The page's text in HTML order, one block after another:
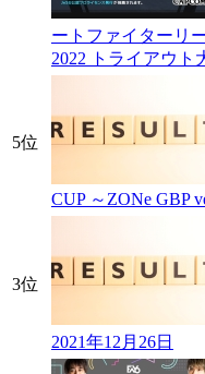
ートファイターリ
2022 トライアウト
5位
CUP ～ZONe GBP
3位
2021年12月26日